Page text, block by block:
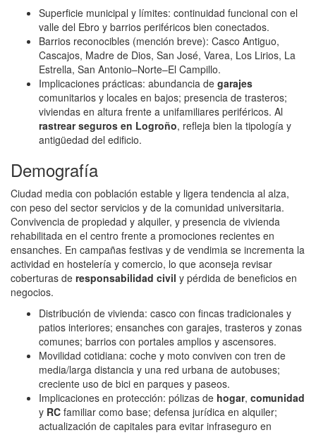
Superficie municipal y límites: continuidad funcional con el
valle del Ebro y barrios periféricos bien conectados.
Barrios reconocibles (mención breve): Casco Antiguo,
Cascajos, Madre de Dios, San José, Varea, Los Lirios, La
Estrella, San Antonio–Norte–El Campillo.
Implicaciones prácticas: abundancia de garajes
comunitarios y locales en bajos; presencia de trasteros;
viviendas en altura frente a unifamiliares periféricos. Al
rastrear seguros en Logroño, refleja bien la tipología y
antigüedad del edificio.
Demografía
Ciudad media con población estable y ligera tendencia al alza,
con peso del sector servicios y de la comunidad universitaria.
Convivencia de propiedad y alquiler, y presencia de vivienda
rehabilitada en el centro frente a promociones recientes en
ensanches. En campañas festivas y de vendimia se incrementa la
actividad en hostelería y comercio, lo que aconseja revisar
coberturas de responsabilidad civil y pérdida de beneficios en
negocios.
Distribución de vivienda: casco con fincas tradicionales y
patios interiores; ensanches con garajes, trasteros y zonas
comunes; barrios con portales amplios y ascensores.
Movilidad cotidiana: coche y moto conviven con tren de
media/larga distancia y una red urbana de autobuses;
creciente uso de bici en parques y paseos.
Implicaciones en protección: pólizas de hogar, comunidad
y RC familiar como base; defensa jurídica en alquiler;
actualización de capitales para evitar infraseguro en